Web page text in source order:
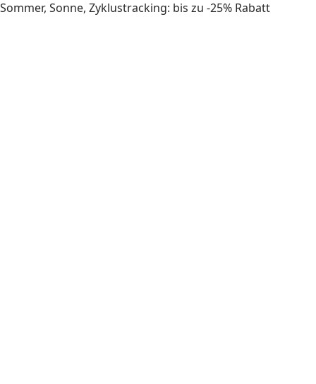
Sommer, Sonne, Zyklustracking: bis zu -25% Rabatt